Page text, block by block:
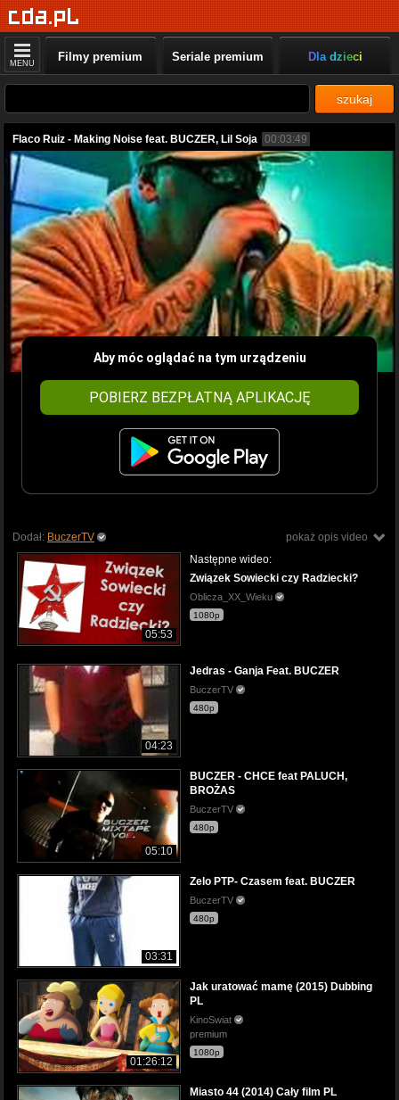
MENU Filmy premium Seriale premium Dla dzieci
szukaj
Flaco Ruiz - Making Noise feat. BUCZER, Lil Soja 00:03:49
Aby móc oglądać na tym urządzeniu
POBIERZ BEZPŁATNĄ APLIKACJĘ
pokaż opis video
Dodał: BuczerTV
05:53
Następne wideo:
Związek Sowiecki czy Radziecki?
Oblicza_XX_Wieku
1080p
04:23
Jedras - Ganja Feat. BUCZER
BuczerTV
480p
05:10
BUCZER - CHCE feat PALUCH,
BROŻAS
BuczerTV
480p
03:31
Zelo PTP- Czasem feat. BUCZER
BuczerTV
480p
01:26:12
Jak uratować mamę (2015) Dubbing
PL
KinoSwiat
premium
1080p
Miasto 44 (2014) Cały film PL